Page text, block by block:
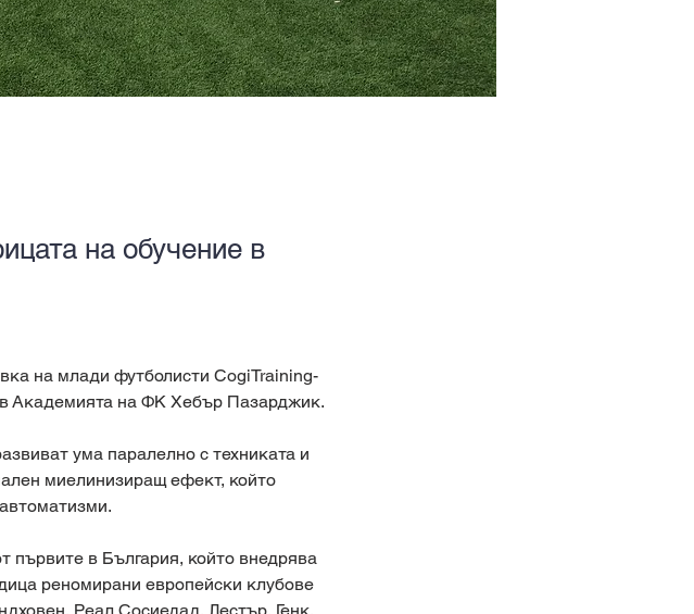
на обучение в
на млади футболисти CogiTraining-
Академията на ФК Хебър Пазарджик.
ума паралелно с техниката и
миелинизиращ ефект, който
първите в България, който внедрява
реномирани европейски клубове